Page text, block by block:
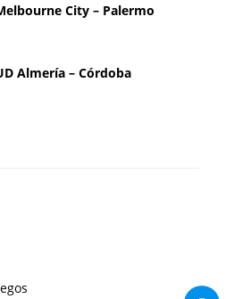
City – Palermo
Almería – Córdoba